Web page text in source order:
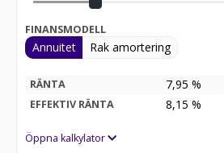
Beställ med FRI FRAKT direkt via
webbläsare):
https://www.fungarage.se/
cross-150cc-db-11-x-pro-1714.html
FINANSMODELL
Annuitet Rak amortering
RÄNTA 7,95 %
EFFEKTIV RÄNTA 8,15 %
Öppna kalkylator